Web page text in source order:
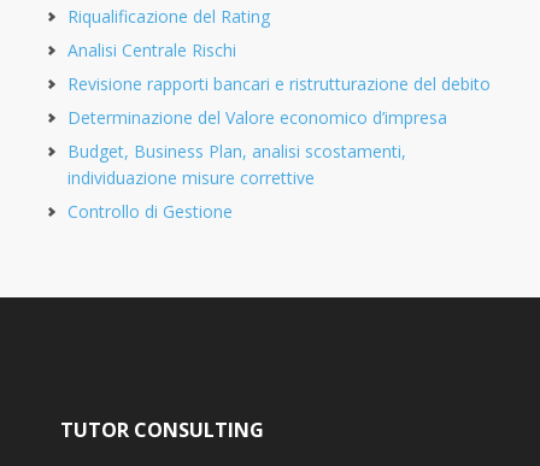
Riqualificazione del Rating
Analisi Centrale Rischi
Revisione rapporti bancari e ristrutturazione del debito
Determinazione del Valore economico d’impresa
Budget, Business Plan, analisi scostamenti,
individuazione misure correttive
Controllo di Gestione
TUTOR CONSULTING